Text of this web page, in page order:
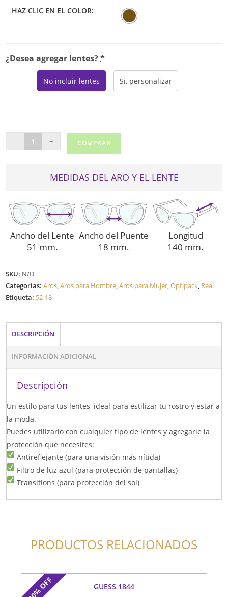
HAZ CLIC EN EL COLOR:
¿Desea agregar lentes?*
No incluir lentes Si, personalizar
RY-
- + COMPRAR
MEDIDAS DEL ARO Y EL LENTE
Ancho del Lente
51 mm.
Ancho del Puente
18 mm.
Longitud
140 mm.
SKU: N/D
Categorías:Aros,Aros para Hombre,Aros para Mujer,Optipack, Real
Etiqueta: 52-18
DESCRIPCIÓN
INFORMACIÓN ADICIONAL
Descripción
Un estilo para tus lentes, ideal para estilizar tu rostro y estar a
la moda.
Puedes utilizarlo con cualquier tipo de lentes y agregarle la
protección que necesites:
Antireflejante (para una visión más nítida)
Filtro de luz azul (para protección de pantallas)
Transitions (para protección del sol)
PRODUCTOS RELACIONADOS
OFF GUESS 1844